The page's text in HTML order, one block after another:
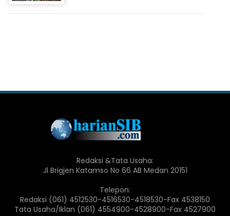
Redaksi &Tata Usaha:
Jl Brigjen Katamso No 66 AB Medan 20151
Telepon:
Redaksi (061) 4512530-4516530-4518530-Fax 4538150
Tata Usaha/Iklan (061) 4554900-4528900-Fax 4527900